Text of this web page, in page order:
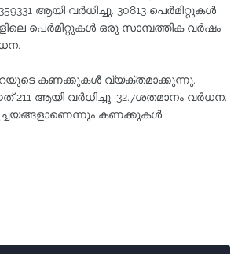
ആയി വര്‍ധിച്ചു. 30813 പെര്‍മിറ്റുകള്‍
പെര്‍മിറ്റുകള്‍ ഒരു സാമ്പത്തിക വര്‍ഷം
കണക്കുകള്‍ വ്യക്തമാക്കുന്നു.
211 ആയി വര്‍ധിച്ചു, 32.7ശതമാനം വര്‍ധന.
കണക്കുകള്‍